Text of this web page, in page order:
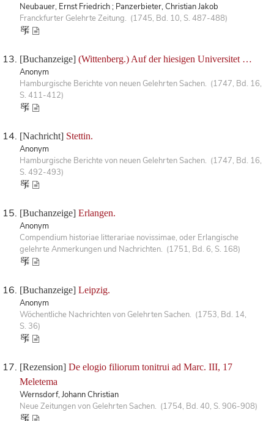
Neubauer, Ernst Friedrich ; Panzerbieter, Christian Jakob
Franckfurter Gelehrte Zeitung. (1745, Bd. 10, S. 487-488)
[Buchanzeige] (Wittenberg.) Auf der hiesigen Universitet …
Anonym
Hamburgische Berichte von neuen Gelehrten Sachen. (1747, Bd. 16,
S. 411-412)
[Nachricht] Stettin.
Anonym
Hamburgische Berichte von neuen Gelehrten Sachen. (1747, Bd. 16,
S. 492-493)
[Buchanzeige] Erlangen.
Anonym
Compendium historiae litterariae novissimae, oder Erlangische
gelehrte Anmerkungen und Nachrichten. (1751, Bd. 6, S. 168)
[Buchanzeige] Leipzig.
Anonym
Wöchentliche Nachrichten von Gelehrten Sachen. (1753, Bd. 14,
S. 36)
[Rezension] De elogio filiorum tonitrui ad Marc. III, 17
Meletema
Wernsdorf, Johann Christian
Neue Zeitungen von Gelehrten Sachen. (1754, Bd. 40, S. 906-908)